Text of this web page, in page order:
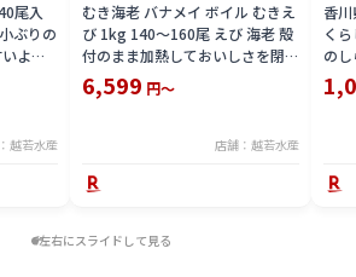
尾入
ぶりの
よう
越若水産
むき海老 バナメイ ボイル むきえ
び 1kg 140〜160尾 えび 海老 殻
付のまま加熱しておいしさを閉じ
込めてから剥き加工をした ボイ
ル むきえび えび本来の旨みと歯
6,599 円～
店舗：越若水産
香
く
の
左右にスライドして見る